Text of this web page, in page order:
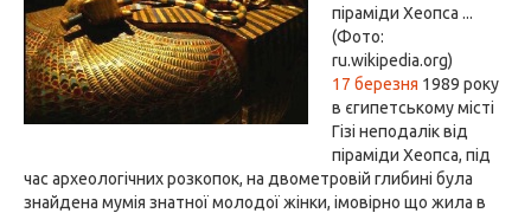
піраміди Хеопса ...
(Фото:
ru.wikipedia.org)
17 березня 1989 року
в єгипетському місті
Гізі неподалік від
піраміди Хеопса, під
час археологічних розкопок, на двометровій глибині була
знайдена мумія знатної молодої жінки, імовірно що жила в